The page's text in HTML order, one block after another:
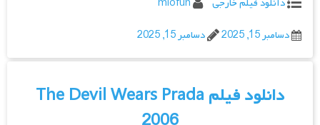
دسامبر 15, 2025
دسامبر 15, 2025
دانلود فیلم The Devil Wears Prada